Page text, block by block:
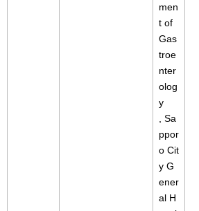
men
t of
Gas
troe
nter
olog
y
, Sa
ppor
o Cit
y G
ener
al H